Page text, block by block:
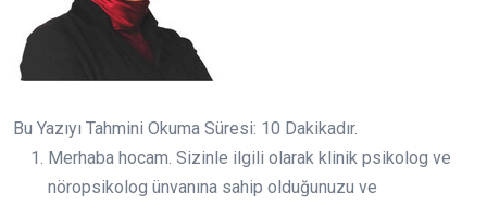
Bu Yazıyı Tahmini Okuma Süresi: 10 Dakikadır.
Merhaba hocam. Sizinle ilgili olarak klinik psikolog ve
nöropsikolog ünvanına sahip olduğunuzu ve